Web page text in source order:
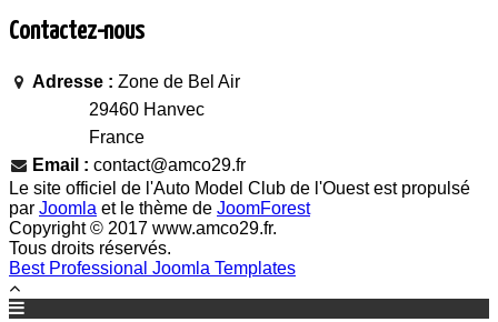
Contactez-nous
Adresse : Zone de Bel Air
29460 Hanvec
France
Email : contact@amco29.fr
Le site officiel de l'Auto Model Club de l'Ouest est propulsé
par Joomla et le thème de JoomForest
Copyright © 2017 www.amco29.fr.
Tous droits réservés.
Best Professional Joomla Templates